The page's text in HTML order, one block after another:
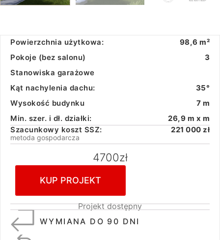
Powierzchnia użytkowa:
98,6 m²
Pokoje (bez salonu)
3
Stanowiska garażowe
Kąt nachylenia dachu:
35°
Wysokość budynku
7 m
Min. szer. i dł. działki:
26,9 m x m
Szacunkowy koszt SSZ:
221 000 zł
metoda gospodarcza
4700zł
KUP PROJEKT
Projekt dostępny
WYMIANA DO 90 DNI